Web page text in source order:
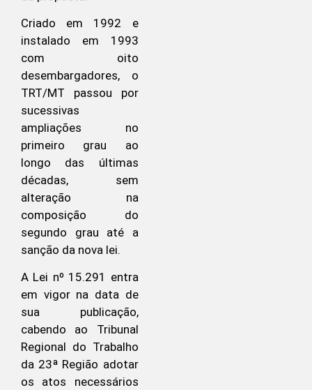
Criado em 1992 e
instalado em 1993
com oito
desembargadores, o
TRT/MT passou por
sucessivas
ampliações no
primeiro grau ao
longo das últimas
décadas, sem
alteração na
composição do
segundo grau até a
sanção da nova lei.
A Lei nº 15.291 entra
em vigor na data de
sua publicação,
cabendo ao Tribunal
Regional do Trabalho
da 23ª Região adotar
os atos necessários